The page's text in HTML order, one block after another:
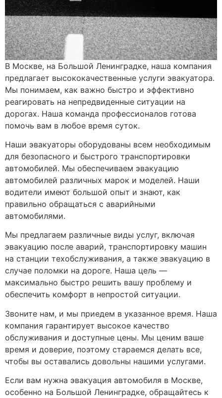
В Москве, на Большой Ленинградке, наша компания
предлагает высококачественные услуги эвакуатора.
Мы понимаем, как важно быстро и эффективно
реагировать на непредвиденные ситуации на
дорогах. Наша команда профессионалов готова
помочь вам в любое время суток.
Наши эвакуаторы оборудованы всем необходимым
для безопасного и быстрого транспортировки
автомобилей. Мы обеспечиваем эвакуацию
автомобилей различных марок и моделей. Наши
водители имеют большой опыт и знают, как
правильно обращаться с аварийными
автомобилями.
Мы предлагаем различные виды услуг, включая
эвакуацию после аварий, транспортировку машин
на станции техобслуживания, а также эвакуацию в
случае поломки на дороге. Наша цель —
максимально быстро решить вашу проблему и
обеспечить комфорт в непростой ситуации.
Звоните нам, и мы приедем в указанное время. Наша
компания гарантирует высокое качество
обслуживания и доступные цены. Мы ценим ваше
время и доверие, поэтому стараемся делать все,
чтобы вы оставались довольны нашими услугами.
Если вам нужна эвакуация автомобиля в Москве,
особенно на Большой Ленинградке, обращайтесь к